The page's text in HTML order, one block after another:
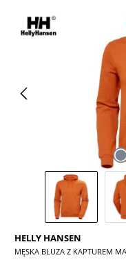
Pomiń galerię zdjęć
HELLY HANSEN
MĘSKA BLUZA Z KAPTUREM